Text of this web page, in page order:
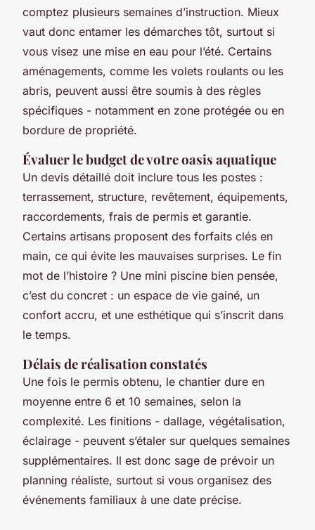
comptez plusieurs semaines d’instruction. Mieux
vaut donc entamer les démarches tôt, surtout si
vous visez une mise en eau pour l’été. Certains
aménagements, comme les volets roulants ou les
abris, peuvent aussi être soumis à des règles
spécifiques - notamment en zone protégée ou en
bordure de propriété.
Évaluer le budget de votre oasis aquatique
Un devis détaillé doit inclure tous les postes :
terrassement, structure, revêtement, équipements,
raccordements, frais de permis et garantie.
Certains artisans proposent des forfaits clés en
main, ce qui évite les mauvaises surprises. Le fin
mot de l’histoire ? Une mini piscine bien pensée,
c’est du concret : un espace de vie gainé, un
confort accru, et une esthétique qui s’inscrit dans
le temps.
Délais de réalisation constatés
Une fois le permis obtenu, le chantier dure en
moyenne entre 6 et 10 semaines, selon la
complexité. Les finitions - dallage, végétalisation,
éclairage - peuvent s’étaler sur quelques semaines
supplémentaires. Il est donc sage de prévoir un
planning réaliste, surtout si vous organisez des
événements familiaux à une date précise.